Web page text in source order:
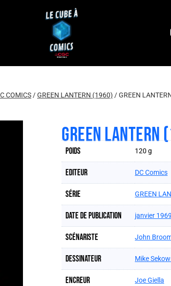
COMICS/GREEN LANTERN (1960) /GREEN
GREEN
Poids 120 g
Editeur DC Comics
Série GREEN
Date de publication janvier 1969
Scénariste John
Dessinateur Mike
Encreur Joe Giella